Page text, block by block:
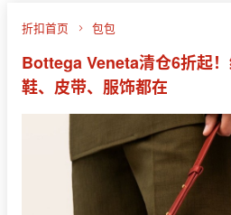
折扣首页 包包
Bottega Veneta清仓6折起
鞋、皮带、服饰都在